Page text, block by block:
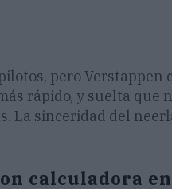
pero Verstappen
rápido, y suelta que
La sinceridad del
calculadora